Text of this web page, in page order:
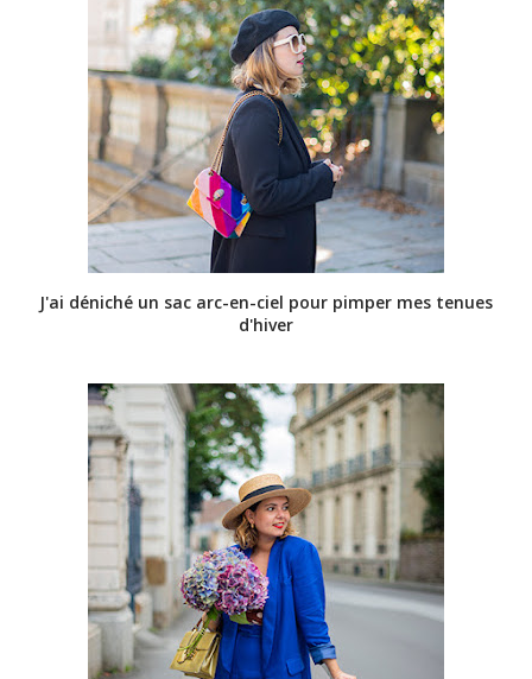
J'ai déniché un sac arc-en-ciel pour pimper mes tenues
d'hiver